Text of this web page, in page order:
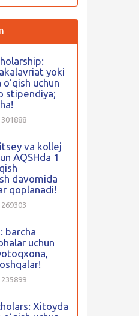
yoki
uchun
stipendiya;
va kollej
AQSHda 1
davomida
qoplanadi!
barcha
uchun
Xitoyda